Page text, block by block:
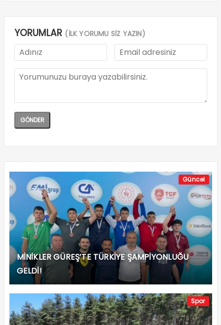
YORUMLAR (İLK YORUMU SİZ YAZIN)
Güncel
MİNİKLER GÜREŞ’TE TÜRKİYE ŞAMPİYONLUĞU
GELDİ!
Spor